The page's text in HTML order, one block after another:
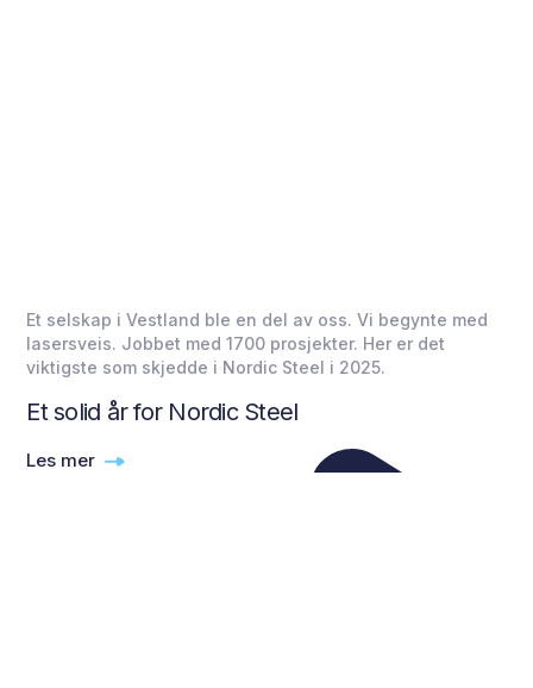
Et selskap i Vestland ble en del av oss. Vi begynte med
lasersveis. Jobbet med 1700 prosjekter. Her er det
viktigste som skjedde i Nordic Steel i 2025.
Et solid år for Nordic Steel
Les mer